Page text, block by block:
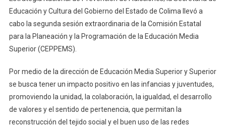
Igualdad
Y
Valores
Niñez
Educación y Cultura del Gobierno del Estado de Colima llevó a
cabo la segunda sesión extraordinaria de la Comisión Estatal
para la Planeación y la Programación de la Educación Media
Superior (CEPPEMS).
Por medio de la dirección de Educación Media Superior y Superior
se busca tener un impacto positivo en las infancias y juventudes,
promoviendo la unidad, la colaboración, la igualdad, el desarrollo
de valores y el sentido de pertenencia, que permitan la
reconstrucción del tejido social y el buen uso de las redes